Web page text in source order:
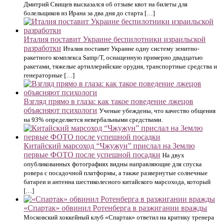
Дмитрий Свищев высказался об отзыве квот на билеты для
болельщиков из Ирана за два дня до старта […]
Италия поставит Украине беспилотники израильской
разработки Италия поставит Украине одну систему зенитно-
ракетного комплекса Samp/T, оснащенную примерно двадцатью
ракетами, тяжелые артиллерийские орудия, транспортные средства и
генераторные […]
Взгляд прямо в глаза: как такое поведение лжецов
объясняют психологи Ученые убеждены, что качество общения
на 93% определяется невербальными средствами.
Китайский марсоход “Чжужун” прислал на Землю
первые ФОТО после успешной посадки На двух
опубликованных фотографиях видны направляющие для спуска
ровера с посадочной платформы, а также развернутые солнечные
батареи и антенна шестиколесного китайского марсохода, который
[…]
«Спартак» обвинил Ротенберга в разжигании вражды
Московский хоккейный клуб «Спартак» ответил на критику тренера